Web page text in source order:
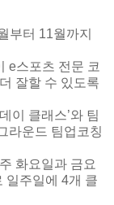
부터 11월까지
e스포츠 전문 코
잘할 수 있도록
이 클래스’와 팀
라운드 팀업코칭
화요일과 금요
일주일에 4개 클